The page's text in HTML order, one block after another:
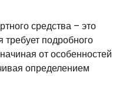
средства – это
подробного
от особенностей
определением